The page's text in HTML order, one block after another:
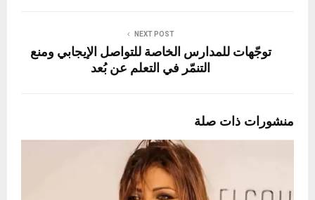
NEXT POST
توجّهات للمدارس الخاصة للتواصل الإيجابي ومنع
التنمّر في التعلم عن بُعد
منشورات ذات صلة